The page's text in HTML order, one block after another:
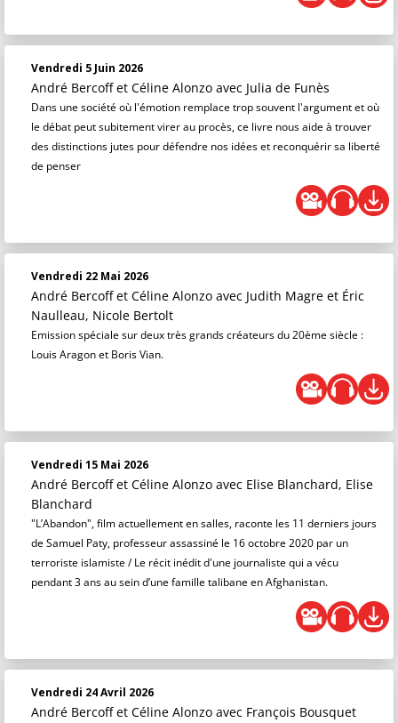
Vendredi 5 Juin 2026
André Bercoff et Céline Alonzo avec Julia de Funès
Dans une société où l'émotion remplace trop souvent l'argument et où
le débat peut subitement virer au procès, ce livre nous aide à trouver
des distinctions jutes pour défendre nos idées et reconquérir sa liberté
de penser
Vendredi 22 Mai 2026
André Bercoff et Céline Alonzo avec Judith Magre et Éric
Naulleau, Nicole Bertolt
Emission spéciale sur deux très grands créateurs du 20ème siècle :
Louis Aragon et Boris Vian.
Vendredi 15 Mai 2026
André Bercoff et Céline Alonzo avec Elise Blanchard, Elise
Blanchard
"L’Abandon", film actuellement en salles, raconte les 11 derniers jours
de Samuel Paty, professeur assassiné le 16 octobre 2020 par un
terroriste islamiste / Le récit inédit d'une journaliste qui a vécu
pendant 3 ans au sein d’une famille talibane en Afghanistan.
Vendredi 24 Avril 2026
André Bercoff et Céline Alonzo avec François Bousquet